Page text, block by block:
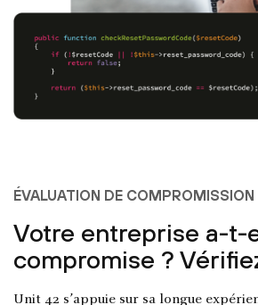
ÉVALUATION DE COMPROMISSION
Votre entreprise a-t-
compromise ?
Unit 42 s’appuie sur sa longue